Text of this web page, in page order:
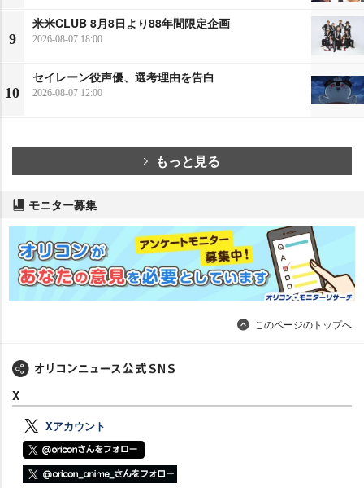
9
米米CLUB 8月8日より88年間限定企画
2026-08-07 18:00
10
セイレーン役声優、選考理由を告白
2026-08-07 12:00
もっと見る
モニター募集
このページのトップへ
X
Xアカウント